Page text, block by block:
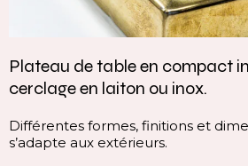
Plateau de table en compact
cerclage en laiton ou inox.
Différentes formes, finitions et
s’adapte aux extérieurs.